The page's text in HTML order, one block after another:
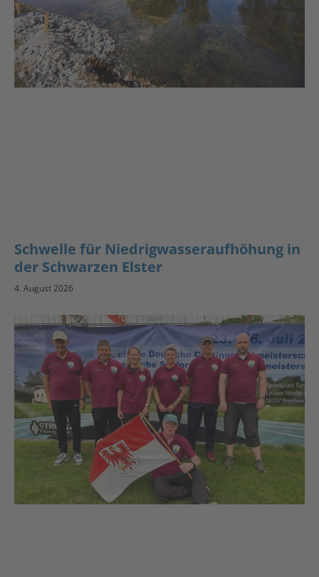
Schwelle für Niedrigwasseraufhöhung in
der Schwarzen Elster
4. August 2026